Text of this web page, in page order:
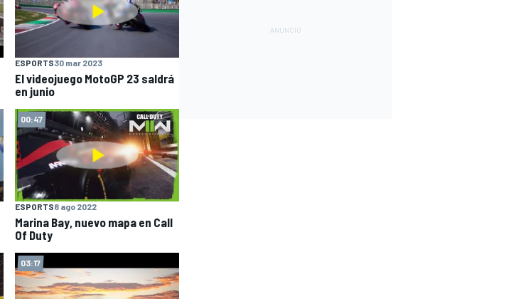
ESPORTS30 mar 2023
El videojuego MotoGP 23 saldrá
en junio
00:47
ESPORTS8 ago 2022
Marina Bay, nuevo mapa en Call
Of Duty
03:17